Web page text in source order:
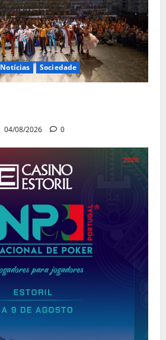
Notícias Sociedade
04/08/2026 0